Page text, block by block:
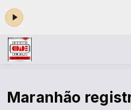
Maranhão